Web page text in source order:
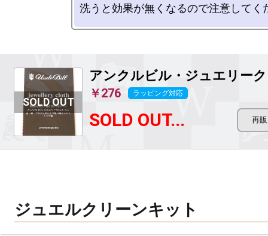
アンクルビル・ジュエリー
￥276 ラッピング対応
SOLD OUT...
ジュエルクリーンキット